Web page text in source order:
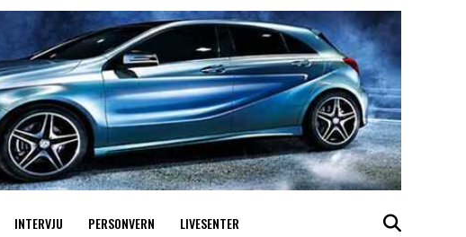
INTERVJU PERSONVERN LIVESENTER